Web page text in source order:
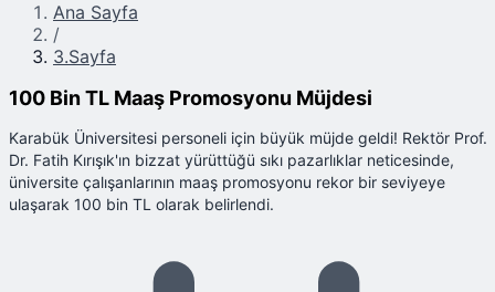
Ana Sayfa
/
3.Sayfa
100 Bin TL Maaş Promosyonu Müjdesi
Karabük Üniversitesi personeli için büyük müjde geldi! Rektör Prof.
Dr. Fatih Kırışık'ın bizzat yürüttüğü sıkı pazarlıklar neticesinde,
üniversite çalışanlarının maaş promosyonu rekor bir seviyeye
ulaşarak 100 bin TL olarak belirlendi.